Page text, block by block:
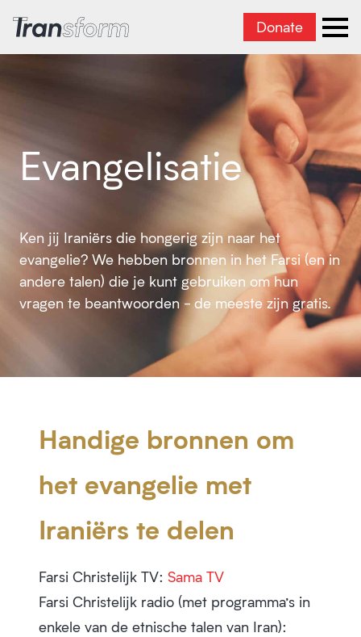
Iran transformeren Donate
Evangelisatie
Ken jij Iraniërs die hongerig zijn naar het
evangelie? We hebben bronnen in het Farsi (en in
andere talen) die je kunt gebruiken om hun
vragen te beantwoorden - de meeste zijn gratis.
Handige bronnen om
het evangelie met
Iraniërs te delen
Farsi Christelijk TV: Sama TV
Farsi Christelijk radio (met programma’s in
enkele van de etnische talen van Iran):